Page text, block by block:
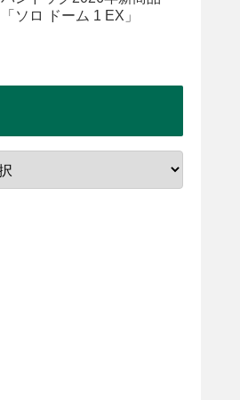
「ソロ ドーム 1 EX」